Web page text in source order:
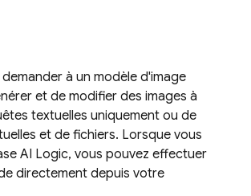
à un modèle d'image
et de modifier des images à
textuelles uniquement ou de
et de fichiers. Lorsque vous
AI Logic, vous pouvez effectuer
directement depuis votre